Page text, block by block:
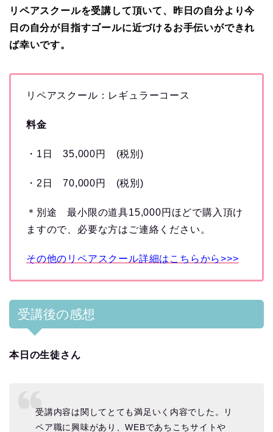
リペアスクールを受講して頂いて、昨日の自分より今
日の自分が目指すゴールに近づけるお手伝いができれ
ば幸いです。
リペアスクール：レギュラーコース
料金
・1日 35,000円 (税別)
・2日 70,000円 (税別)
＊別途 最小限の道具15,000円ほどで購入頂け
ますので、必要な方はご連絡ください。
その他のリペアスクール詳細はこちらから>>>
受講後の感想
本日の生徒さん
受講内容は関してとても満足いく内容でした。リ
ペア職に興味があり、WEBであちこちサイトや